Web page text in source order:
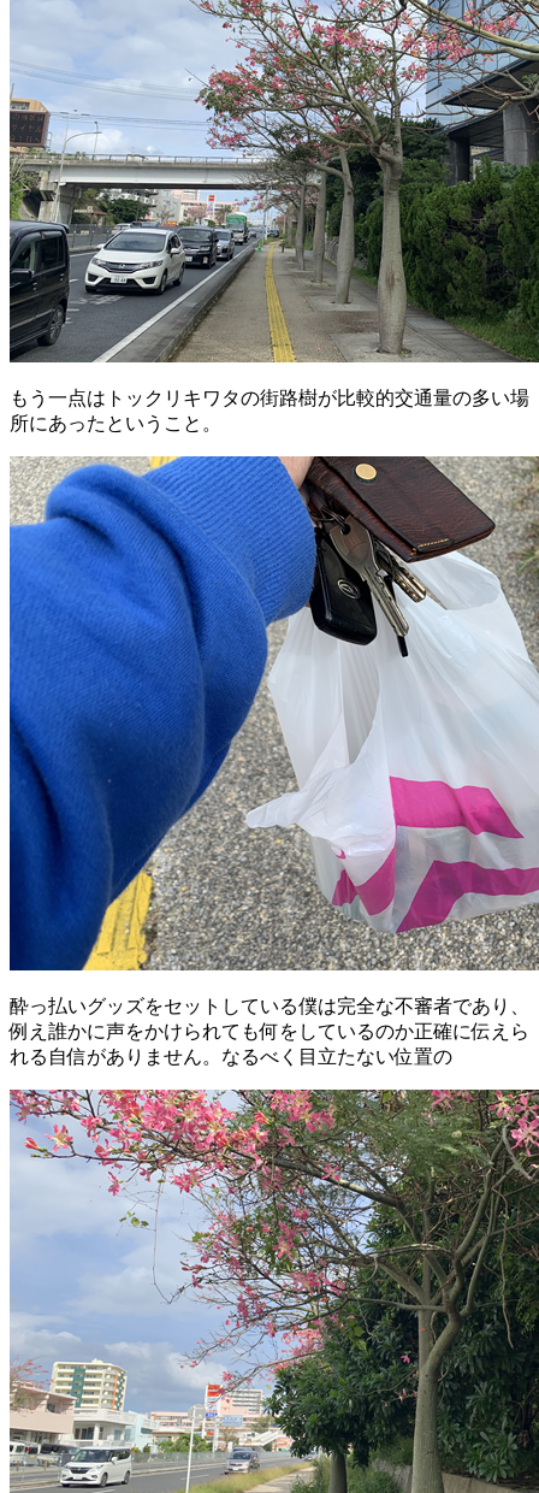
もう一点はトックリキワタの街路樹が比較的交通量の多い場
所にあったということ。
酔っ払いグッズをセットしている僕は完全な不審者であり、
例え誰かに声をかけられても何をしているのか正確に伝えら
れる自信がありません。なるべく目立たない位置の